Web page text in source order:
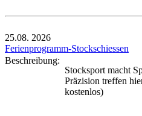
25.08. 2026
Ferienprogramm-Stockschiessen
Beschreibung:
Stocksport macht
Präzision treffen
kostenlos)